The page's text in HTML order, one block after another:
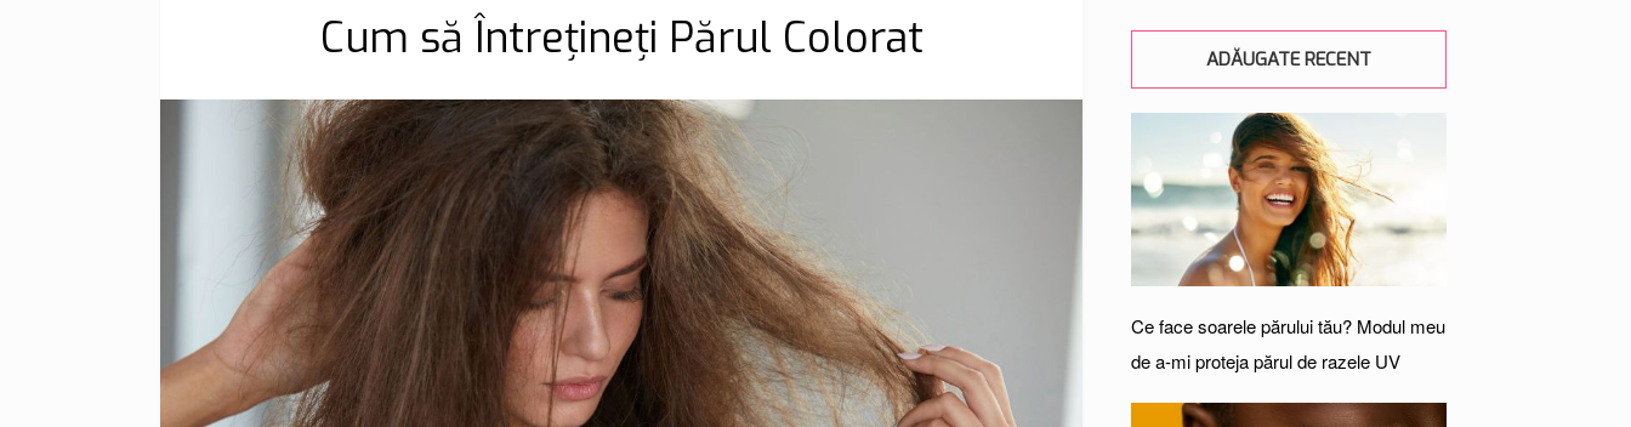
Cum să Întrețineți Părul Colorat ADĂUGATE RECENT
Ce face soarele părului tău? Modul meu
de a-mi proteja părul de razele UV